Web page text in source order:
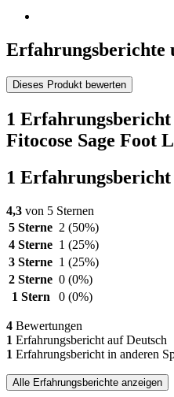
Erfahrungsberichte
Dieses Produkt bewerten
1
Fitocose Sage Foot
1
4,3 von 5 Sternen
5 Sterne 2 (50%)
4 Sterne 1 (25%)
3 Sterne 1 (25%)
2 Sterne 0 (0%)
1 Stern
0 (0%)
4 Bewertungen
1 Erfahrungsbericht auf Deutsch
1 Erfahrungsbericht in anderen
Alle Erfahrungsberichte anzeigen